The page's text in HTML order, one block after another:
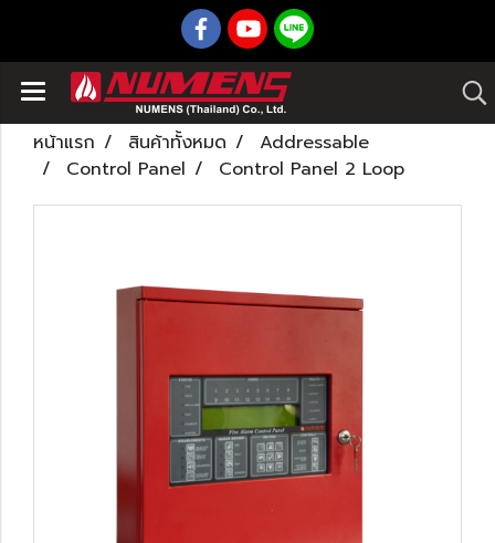
หน้าแรก สินค้าทั้งหมด
Addressable
Control Panel
Control Panel 2 Loop